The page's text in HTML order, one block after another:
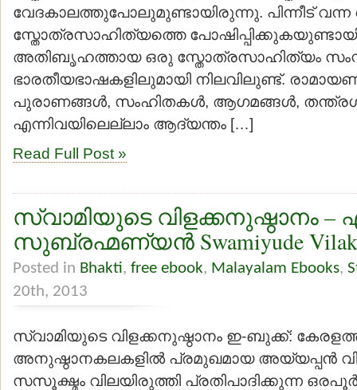
വേദകാലത്തുപോലുമുണ്ടായിരുന്നു. പിന്നീട്
സ്തോത്രസാഹിത്യത്തെ
അതിബൃഹത്തായ ഒരു സ്തോത്രസാഹിത്യം
ഭാരതീയഭാഷകളിലുമായി നിലവിലുണ്ട്.
പുരാണങ്ങള്‍, സംഹിതകള്‍, ആഗമങ്ങള്‍,
എന്നിവയിലെല്ലാം ആദ്യന്തം […]
Read Full Post »
സ്വാമിയുടെ വിളക്കനുഷ്ഠാനം –
സുബ്രഹ്മണ്യന്‍ Swamiyude
Posted in Bhakti, free ebook, Malayalam Ebooks,
20th, 2013
സ്വാമിയുടെ വിളക്കനുഷ്ഠാനം ഇ-ബുക്ക്:
അനുഷ്ഠാനകലകളില്‍ പ്രമുഖമായ അയ്യപ്പന്‍
സസൂക്ഷ്മം വിലയിരുത്തി പ്രതിപാദിക്കുന്ന